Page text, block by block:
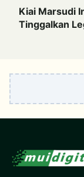
Kiai Marsudi
Tinggalkan